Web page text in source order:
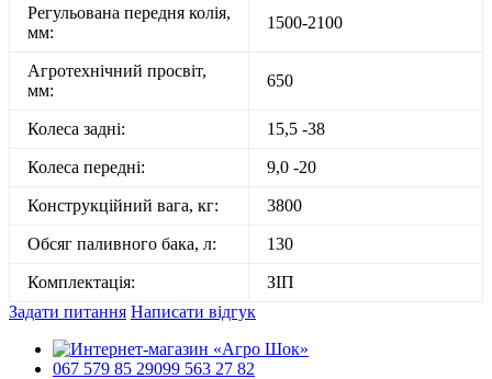
Регульована передня колія,
мм:
1500-2100
Агротехнічний просвіт,
мм:
650
Колеса задні: 15,5 -38
Колеса передні: 9,0 -20
Конструкційний вага, кг: 3800
Обсяг паливного бака, л: 130
Комплектація:
ЗІП
Задати питання Написати відгук
067 579 85 29099 563 27 82